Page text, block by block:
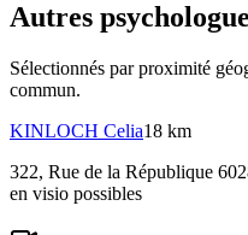
Autres
Sélectionnés par proximité
commun.
KINLOCH Celia18 km
322, Rue de la République
en visio possibles